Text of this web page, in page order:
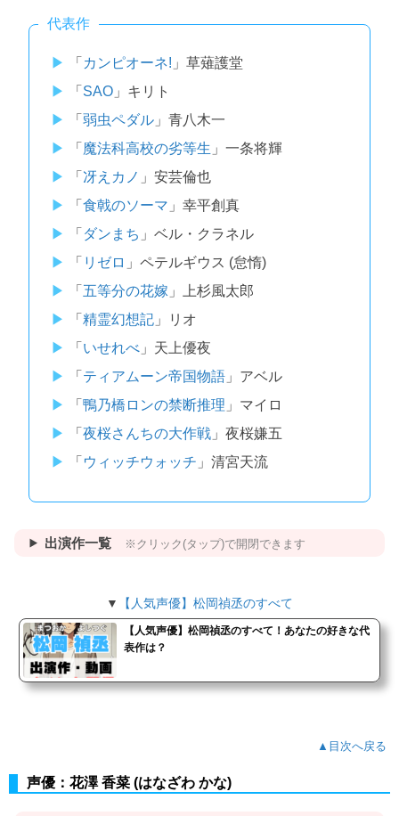
代表作
「 カンピオーネ! 」草薙護堂
「 SAO」キリト
「 弱虫ペダル」青八木一
「 魔法科高校の劣等生 」一条将輝
「 冴えカノ 」安芸倫也
「 食戟のソーマ 」幸平創真
「 ダンまち 」ベル・クラネル
「 リゼロ 」ペテルギウス (怠惰)
「 五等分の花嫁」上杉風太郎
「 精霊幻想記」リオ
「 いせれべ」天上優夜
「 ティアムーン帝国物語」アベル
「 鴨乃橋ロンの禁断推理 」マイロ
「 夜桜さんちの大作戦」夜桜嫌五
「 ウィッチウォッチ 」清宮天流
出演作一覧 ※クリック(タップ)で開閉できます
▼ 【人気声優】松岡禎丞のすべて
【人気声優】松岡禎丞のすべて！あなたの好きな代
表作は？
▲目次へ戻る
声優：花澤 香菜 (はなざわ かな)